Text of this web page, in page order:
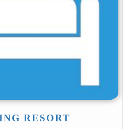
RESORT